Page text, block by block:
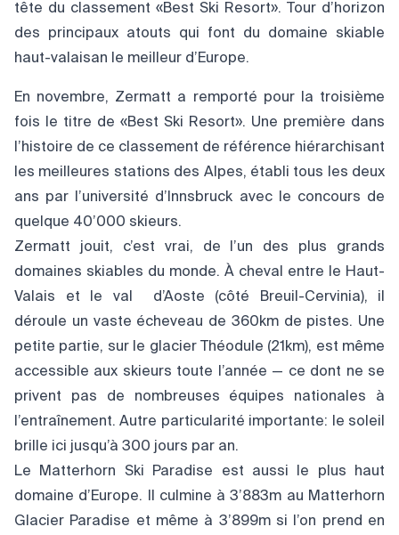
tête du classement «Best Ski Resort». Tour d’horizon
des principaux atouts qui font du domaine skiable
haut-valaisan le meilleur d’Europe.
En novembre, Zermatt a remporté pour la troisième
fois le titre de «Best Ski Resort». Une première dans
l’histoire de ce classement de référence hiérarchisant
les meilleures stations des Alpes, établi tous les deux
ans par l’université d’Innsbruck avec le concours de
quelque 40’000 skieurs.
Zermatt jouit, c’est vrai, de l’un des plus grands
domaines skiables du monde. À cheval entre le Haut-
Valais et le val d’Aoste (côté Breuil-Cervinia), il
déroule un vaste écheveau de 360km de pistes. Une
petite partie, sur le glacier Théodule (21km), est même
accessible aux skieurs toute l’année — ce dont ne se
privent pas de nombreuses équipes nationales à
l’entraînement. Autre particularité importante: le soleil
brille ici jusqu’à 300 jours par an.
Le Matterhorn Ski Paradise est aussi le plus haut
domaine d’Europe. Il culmine à 3’883m au Matterhorn
Glacier Paradise et même à 3’899m si l’on prend en